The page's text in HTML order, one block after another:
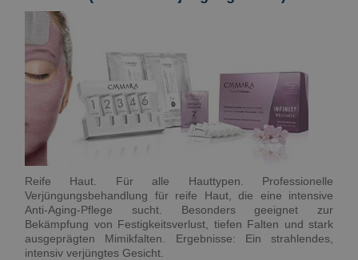
Reife Haut. Für alle Hauttypen. Professionelle
Verjüngungsbehandlung für reife Haut, die eine intensive
Anti-Aging-Pflege sucht. Besonders geeignet zur
Bekämpfung von Festigkeitsverlust, tiefen Falten und stark
ausgeprägten Mimikfalten. Ergebnisse: Ein strahlendes,
intensiv verjüngtes Gesicht.